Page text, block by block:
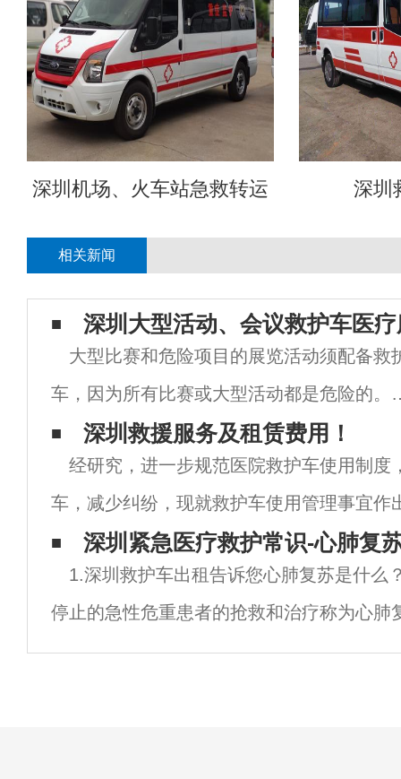
深圳机场、火车站急救转运 深圳
相关新闻
深圳大型活动、会议救护车医
大型比赛和危险项目的展览活动须配备救
车，因为所有比赛或大型活动都是危险的。
据国家规定，每1000人须配备1-3辆救护车
为参赛者和参赛者提供医疗保障服务，以防
生事故。深圳救护车出租一直坚持“快速
深圳救援服务及租赁费用！
经研究，进一步规范医院救护车使用制度
车，减少纠纷，现就救护车使用管理事宜作
护车驾驶员应具有高度的责任心和救死扶伤
持通讯工具畅通，随时待命。紧急救援车辆
深圳紧急医疗救护常识-心肺复
1.深圳救护车出租告诉您心肺复苏是什么
停止的急性危重患者的抢救和治疗称为心肺
的目的是打开气道，重建呼吸和循环。只有